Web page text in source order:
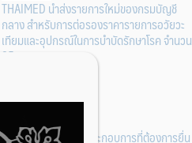
THAIMED นำส่งรายการใหม่ของกรมบัญชี
กลาง สำหรับการต่อรองราคารายการอวัยวะ
เทียมและอุปกรณ์ในการบำบัดรักษาโรค จำนวน
25 รายการ
การเตรียมเอกสารผู้ประกอบการที่ต้องการยื่น